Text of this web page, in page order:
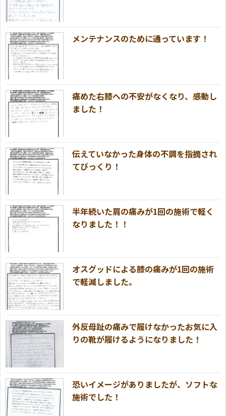
メンテナンスのために通っています！
痛めた右膝への不安がなくなり、感動し
ました！
伝えていなかった身体の不調を指摘され
てびっくり！
半年続いた肩の痛みが1回の施術で軽く
なりました！！
オスグッドによる膝の痛みが1回の施術
で軽減しました。
外反母趾の痛みで履けなかったお気に入
りの靴が履けるようになりました！
恐いイメージがありましたが、ソフトな
施術でした！